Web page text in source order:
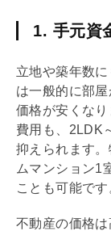
1. 手元資
立地や築年数
は一般的に部
価格が安くな
費用も、2 LDK
抑えられます
ムマンション1
ことも可能です
不動産の価格